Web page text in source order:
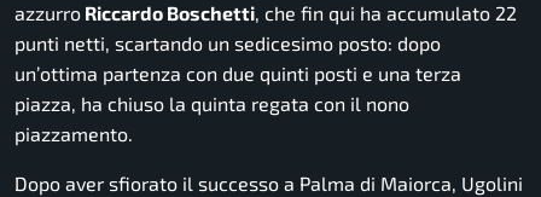
azzurro Riccardo Boschetti, che fin qui ha accumulato 22
punti netti, scartando un sedicesimo posto: dopo
un’ottima partenza con due quinti posti e una terza
piazza, ha chiuso la quinta regata con il nono
piazzamento.
Dopo aver sfiorato il successo a Palma di Maiorca, Ugolini